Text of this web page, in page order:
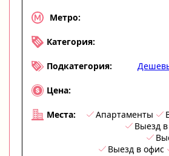
Метро:
Категория:
Подкатегория:
Цена:
Места: Апартаменты
Выезд
Выезд в офис